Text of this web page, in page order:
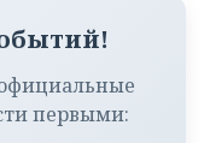
первыми: